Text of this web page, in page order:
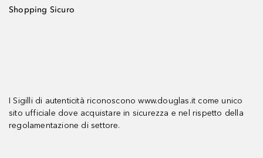
Shopping Sicuro
I Sigilli di autenticità riconoscono www.douglas.it come unico
sito ufficiale dove acquistare in sicurezza e nel rispetto della
regolamentazione di settore.